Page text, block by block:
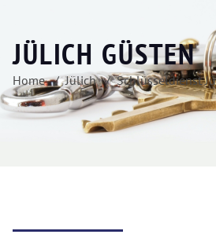
JÜLICH GÜSTEN
Home Jülich Schlüsseldienst